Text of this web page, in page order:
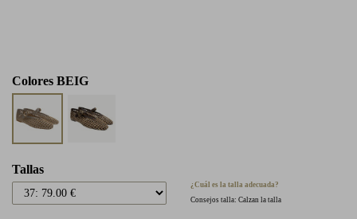
Colores BEIG
Tallas
¿Cuál es la talla adecuada?
Consejos talla: Calzan la talla